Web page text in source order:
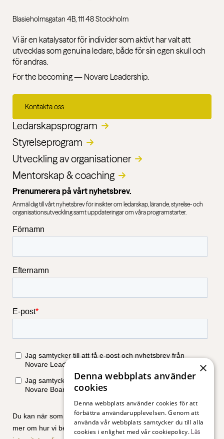
Blasieholmsgatan 4B, 111 48 Stockholm
Vi är en katalysator för individer som aktivt har valt att
utvecklas som genuina ledare, både för sin egen skull och
för andras.
For the becoming — Novare Leadership.
Kontakta oss
Ledarskapsprogram
Styrelseprogram
Utveckling av organisationer​
Mentorskap & coaching
Prenumerera på vårt nyhetsbrev.
Anmäl dig till vårt nyhetsbrev för insikter om ledarskap, lärande, styrelse- och
organisationsutveckling samt uppdateringar om våra programstarter.
×
Denna webbplats använder
cookies
Denna webbplats använder cookies för att
förbättra användarupplevelsen. Genom att
använda vår webbplats samtycker du till alla
cookies i enlighet med vår cookiepolicy. Läs